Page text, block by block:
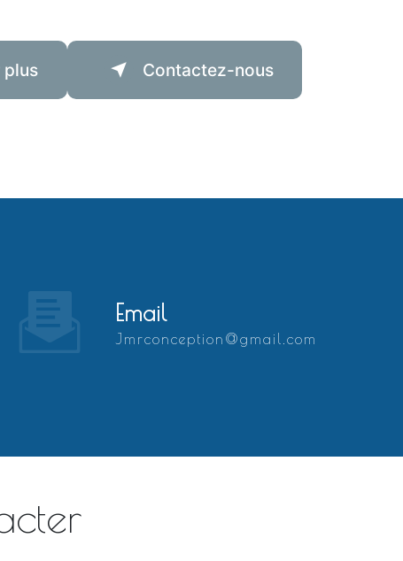
plus Contactez-nous
Email
jmrconception@gmail.com